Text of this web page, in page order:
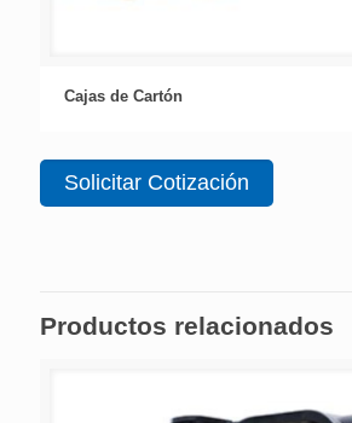
Cajas de Cartón
Solicitar Cotización
Productos relacionados